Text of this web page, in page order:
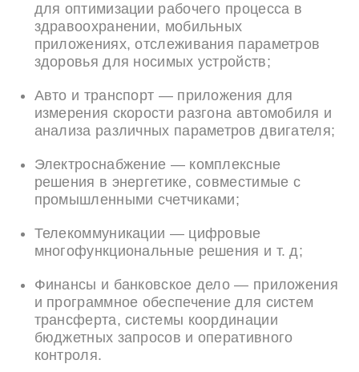
для оптимизации рабочего процесса в
здравоохранении, мобильных
приложениях, отслеживания параметров
здоровья для носимых устройств;
Авто и транспорт — приложения для
измерения скорости разгона автомобиля и
анализа различных параметров двигателя;
Электроснабжение — комплексные
решения в энергетике, совместимые с
промышленными счетчиками;
Телекоммуникации — цифровые
многофункциональные решения и т. д;
Финансы и банковское дело — приложения
и программное обеспечение для систем
трансферта, системы координации
бюджетных запросов и оперативного
контроля.